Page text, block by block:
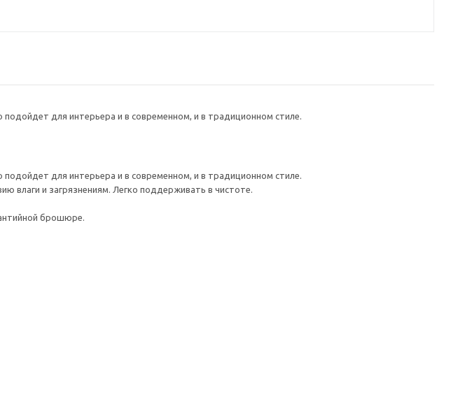
для интерьера и в современном, и в традиционном стиле.
для интерьера и в современном, и в традиционном стиле.
влаги и загрязнениям. Легко поддерживать в чистоте.
брошюре.